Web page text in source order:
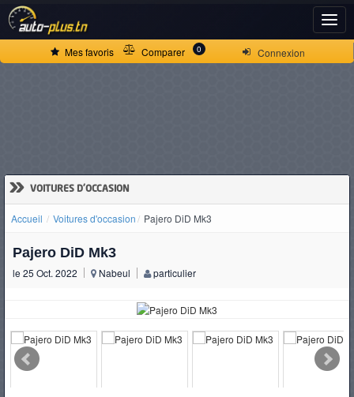
Connexion
Mes favoris Comparer 0
» VOITURES D'OCCASION
Accueil Voitures d'occasion Pajero DiD Mk3
Pajero DiD Mk3
le 25 Oct. 2022 Nabeul particulier
ACCUEIL
D'OCCASION